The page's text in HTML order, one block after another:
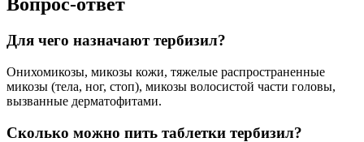
Для чего назначают тербизил?
Онихомикозы, микозы кожи, тяжелые распространенные
микозы (тела, ног, стоп), микозы волосистой части головы,
вызванные дерматофитами.
Сколько можно пить таблетки тербизил?